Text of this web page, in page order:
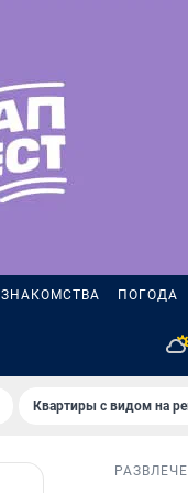
ЗНАКОМСТВА ПОГОДА
Квартиры с видом на